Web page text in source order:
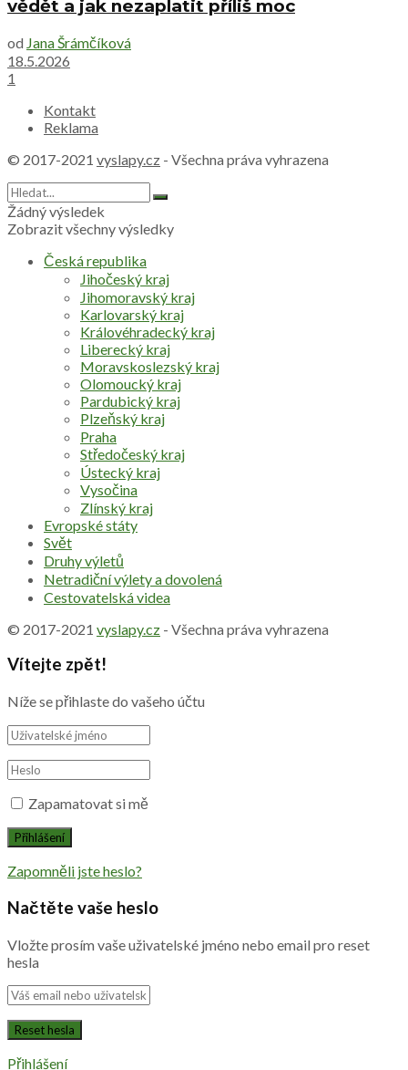
vědět a jak nezaplatit příliš moc
od Jana Šrámčíková
18.5.2026
1
Kontakt
Reklama
© 2017-2021 vyslapy.cz - Všechna práva vyhrazena
Žádný výsledek
Zobrazit všechny výsledky
Česká republika
Jihočeský kraj
Jihomoravský kraj
Karlovarský kraj
Královéhradecký kraj
Liberecký kraj
Moravskoslezský kraj
Olomoucký kraj
Pardubický kraj
Plzeňský kraj
Praha
Středočeský kraj
Ústecký kraj
Vysočina
Zlínský kraj
Evropské státy
Svět
Druhy výletů
Netradiční výlety a dovolená
Cestovatelská videa
© 2017-2021 vyslapy.cz - Všechna práva vyhrazena
Vítejte zpět!
Níže se přihlaste do vašeho účtu
Zapamatovat si mě
Zapomněli jste heslo?
Načtěte vaše heslo
Vložte prosím vaše uživatelské jméno nebo email pro reset
hesla
Přihlášení